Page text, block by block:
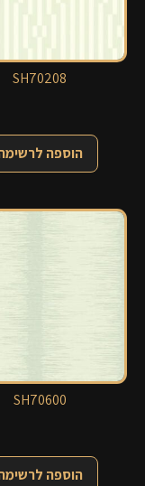
SH70208
הוספה לרשימה
SH70600
הוספה לרשימה